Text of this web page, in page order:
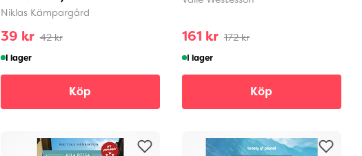
Niklas Kämpargård
39 kr 42 kr
I lager
Köp
161 kr 172 kr
I lager
Köp